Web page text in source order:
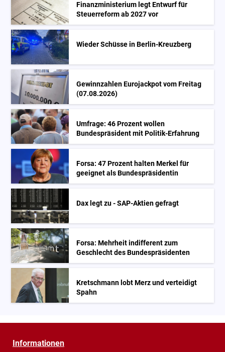
Finanzministerium legt Entwurf für
Steuerreform ab 2027 vor
Wieder Schüsse in Berlin-Kreuzberg
Gewinnzahlen Eurojackpot vom Freitag
(07.08.2026)
Umfrage: 46 Prozent wollen
Bundespräsident mit Politik-Erfahrung
Forsa: 47 Prozent halten Merkel für
geeignet als Bundespräsidentin
Dax legt zu - SAP-Aktien gefragt
Forsa: Mehrheit indifferent zum
Geschlecht des Bundespräsidenten
Kretschmann lobt Merz und verteidigt
Spahn
Informationen